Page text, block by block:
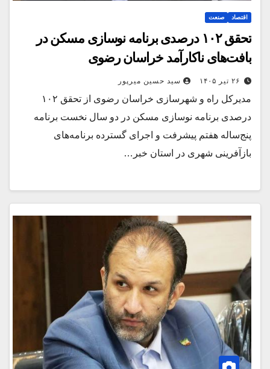
اقتصاد صنعت
تحقق ۱۰۲ درصدی برنامه نوسازی مسکن در
بافت‌های ناکارآمد خراسان رضوی
۲۶ تیر ۱۴۰۵ سید حسین میرپور
مدیرکل راه و شهرسازی خراسان رضوی از تحقق ۱۰۲
درصدی برنامه نوسازی مسکن در دو سال نخست برنامه
پنج‌ساله هفتم پیشرفت و اجرای گسترده برنامه‌های
بازآفرینی شهری در استان خبر…